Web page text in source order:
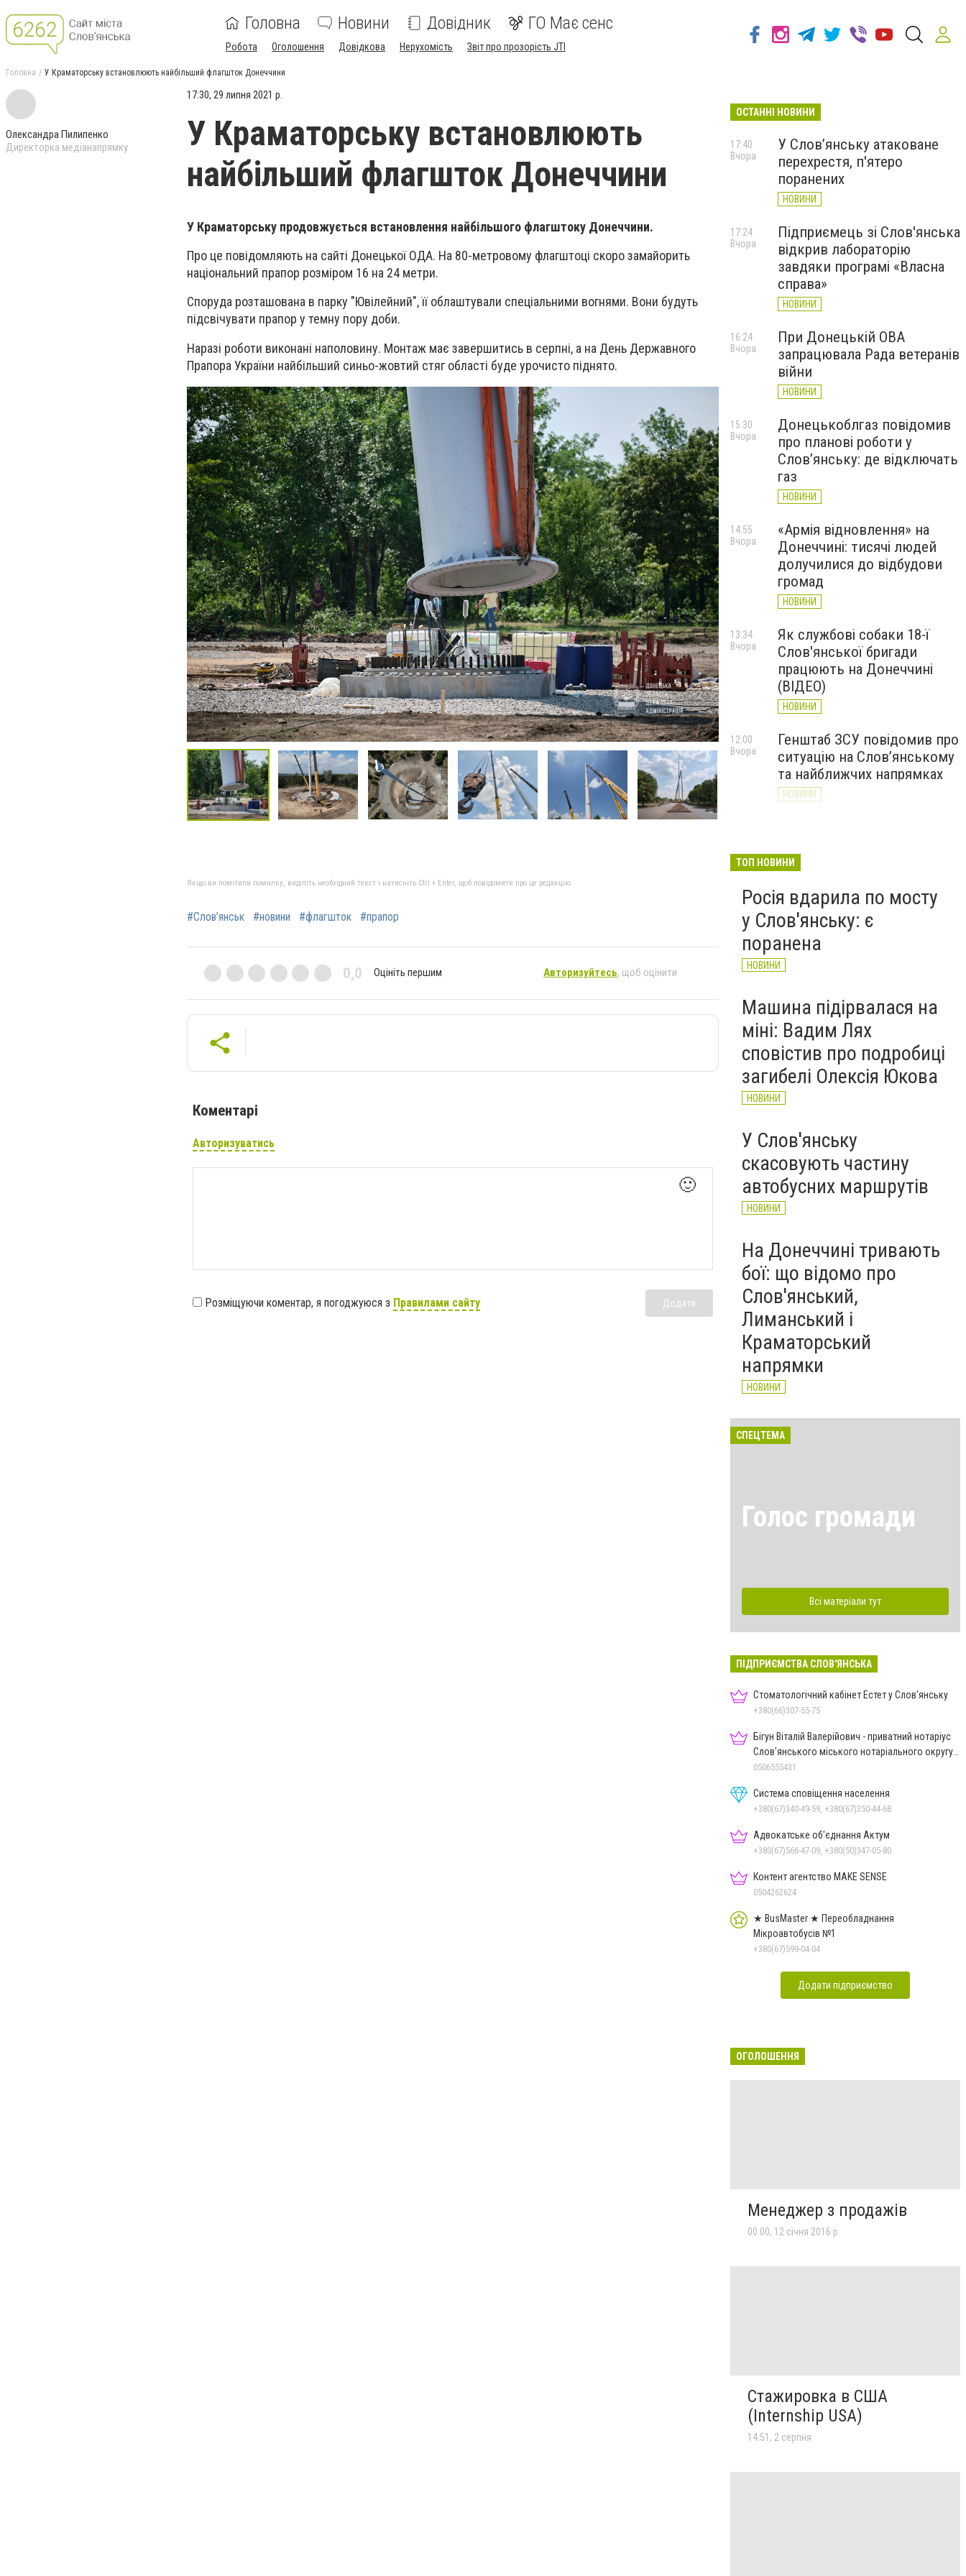
Головна Новини Довідник ГО Має сенс
Робота Оголошення Довідкова Нерухомість Звіт про прозорість JTI
Головна У Краматорську встановлюють найбільший флагшток Донеччини
Олександра Пилипенко
Директорка медіанапрямку
17:30, 29 липня 2021 р.
У Краматорську встановлюють
найбільший флагшток Донеччини
У Краматорську продовжується встановлення найбільшого флагштоку Донеччини.
Про це повідомляють на сайті Донецької ОДА. На 80-метровому флагштоці скоро замайорить
національний прапор розміром 16 на 24 метри.
Споруда розташована в парку "Ювілейний", її облаштували спеціальними вогнями. Вони будуть
підсвічувати прапор у темну пору доби.
Наразі роботи виконані наполовину. Монтаж має завершитись в серпні, а на День Державного
Прапора України найбільший синьо-жовтий стяг області буде урочисто піднято.
Якщо ви помітили помилку, виділіть необхідний текст і натисніть Ctrl + Enter, щоб повідомити про це редакцію
#Слов’янськ #новини #флагшток #прапор
0,0 Оцініть першим Авторизуйтесь, щоб оцінити
Коментарі
Авторизуватись
🙂
Розміщуючи коментар, я погоджуюся з Правилами сайту Додати
ОСТАННІ НОВИНИ
У Слов’янську атаковане
перехрестя, п'ятеро
поранених
НОВИНИ
17:40
Вчора
Підприємець зі Слов'янська
відкрив лабораторію
завдяки програмі «Власна
справа»
НОВИНИ
17:24
Вчора
При Донецькій ОВА
запрацювала Рада ветеранів
війни
НОВИНИ
16:24
Вчора
Донецькоблгаз повідомив
про планові роботи у
Слов’янську: де відключать
газ
НОВИНИ
15:30
Вчора
«Армія відновлення» на
Донеччині: тисячі людей
долучилися до відбудови
громад
НОВИНИ
14:55
Вчора
Як службові собаки 18-ї
Слов'янської бригади
працюють на Донеччині
(ВІДЕО)
НОВИНИ
13:34
Вчора
Генштаб ЗСУ повідомив про
ситуацію на Слов’янському
та найближчих напрямках
НОВИНИ
12:00
Вчора
великої війни: 7 серпня
ТОП НОВИНИ
Росія вдарила по мосту
у Слов'янську: є
поранена
НОВИНИ
Машина підірвалася на
міні: Вадим Лях
сповістив про подробиці
загибелі Олексія Юкова
НОВИНИ
У Слов'янську
скасовують частину
автобусних маршрутів
НОВИНИ
На Донеччині тривають
бої: що відомо про
Слов'янський,
Лиманський і
Краматорський
напрямки
НОВИНИ
СПЕЦТЕМА
Голос громади
Всі матеріали тут
ПІДПРИЄМСТВА СЛОВ'ЯНСЬКА
Стоматологічний кабінет Естет у Слов'янську
+380(66)307-55-75
Бігун Віталій Валерійович - приватний нотаріус
Слов'янського міського нотаріального округу
Дон.обл.
0506555431
Система сповіщення населення
+380(67)340-49-59, +380(67)350-44-68
Адвокатське об'єднання Актум
+380(67)566-47-09, +380(50)347-05-80
Контент агентство MAKE SENSE
0504262624
★ BusMaster ★ Переобладнання
Мікроавтобусів №1
+380(67)599-04-04
Додати підприємство
ОГОЛОШЕННЯ
Менеджер з продажів
00:00, 12 січня 2016 р.
Стажировка в США
(Internship USA)
14:51, 2 серпня